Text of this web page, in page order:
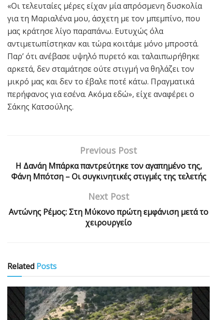
«Οι τελευταίες μέρες είχαν μία απρόσμενη δυσκολία
για τη Μαριαλένα μου, άσχετη με τον μπεμπίνο, που
μας κράτησε λίγο παραπάνω. Ευτυχώς όλα
αντιμετωπίστηκαν και τώρα κοιτάμε μόνο μπροστά.
Παρ’ ότι ανέβασε υψηλό πυρετό και ταλαιπωρήθηκε
αρκετά, δεν σταμάτησε ούτε στιγμή να θηλάζει τον
μικρό μας και δεν το έβαλε ποτέ κάτω. Πραγματικά
περήφανος για εσένα. Ακόμα εδώ», είχε αναφέρει ο
Σάκης Κατσούλης.
Previous Post
Η Δανάη Μπάρκα παντρεύτηκε τον αγαπημένο της,
Φάνη Μπότση – Οι συγκινητικές στιγμές της τελετής
Next Post
Αντώνης Ρέμος: Στη Μύκονο πρώτη εμφάνιση μετά το
χειρουργείο
Related Posts